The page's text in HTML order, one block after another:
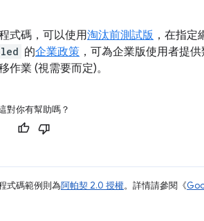
式碼，可以使用淘汰前測試版 ，在指
的企業政策 ，可為企業版使用者提
業 (視需要而定)。
對你有幫助嗎？
式碼範例則為阿帕契 2.0 授權。詳情請參閱《